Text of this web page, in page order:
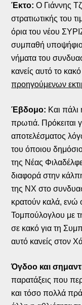
Έκτο:Ο Γιάννης
στρατιωτικής του
όρια του νέου
συμπαθή υποψήφιο,
νήματα του
κανείς αυτό το
προηγούμενων
Έβδομο: Και πάλι
πρωτιά. Πρόκειται
αποτελέσματος
του όποιου
της Νέας
διαφορά στην
της ΝΧ στο
κρατούν καλά, ενώ
Τομπούλογλου με
σε κακό για τη
αυτό κανείς στον
Όγδοο και
παρατάξεις που
και τόσο πολλά